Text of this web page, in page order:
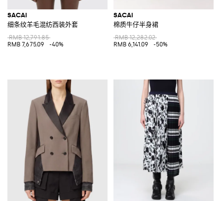
SACAI
细条纹羊毛混纺西装外套
RMB 12,791.85
RMB 7,675.09
-40%
SACAI
棉质牛仔半身裙
RMB 12,282.02
RMB 6,141.09
-50%